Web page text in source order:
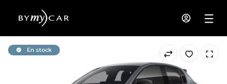
En stock